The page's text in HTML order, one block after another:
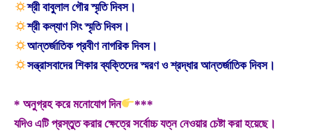
শ্রী বাবুলাল গৌর স্মৃতি দিবস।
শ্রী কল্যাণ সিং স্মৃতি দিবস।
আন্তর্জাতিক প্রবীণ নাগরিক দিবস।
সন্ত্রাসবাদের শিকার ব্যক্তিদের স্মরণ ও শ্রদ্ধার আন্তর্জাতিক দিবস।
* অনুগ্রহ করে মনোযোগ দিন
***
যদিও এটি প্রস্তুত করার ক্ষেত্রে সর্বোচ্চ যত্ন নেওয়ার চেষ্টা করা হয়েছে।